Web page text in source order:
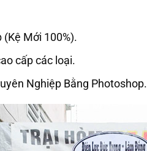
(Kệ Mới 100%).
cấp các loại.
Nghiệp Bằng Photoshop.